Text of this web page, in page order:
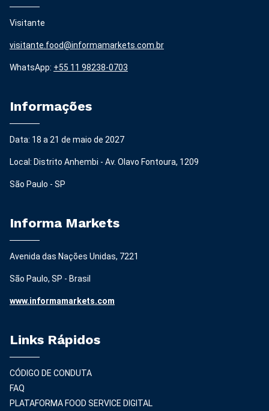
Visitante
visitante.food@informamarkets.com.br
WhatsApp: +55 11 98238-0703
Informações
Data: 18 a 21 de maio de 2027
Local: Distrito Anhembi - Av. Olavo Fontoura, 1209
São Paulo - SP
Informa Markets
Avenida das Nações Unidas, 7221
São Paulo, SP - Brasil
www.informamarkets.com
Links Rápidos
CÓDIGO DE CONDUTA
FAQ
PLATAFORMA FOOD SERVICE DIGITAL